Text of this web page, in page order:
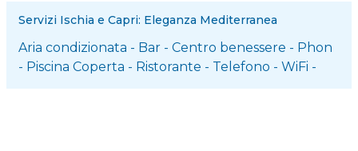
Servizi Ischia e Capri: Eleganza Mediterranea
Aria condizionata - Bar - Centro benessere - Phon
- Piscina Coperta - Ristorante - Telefono - WiFi -